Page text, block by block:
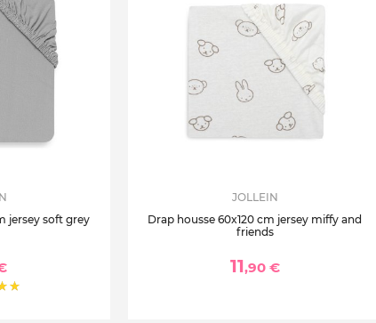
jersey soft grey
JOLLEIN
Drap housse 60x120 cm jersey miffy and
friends
11,90 €